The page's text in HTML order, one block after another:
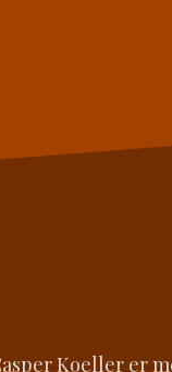
Koeller er